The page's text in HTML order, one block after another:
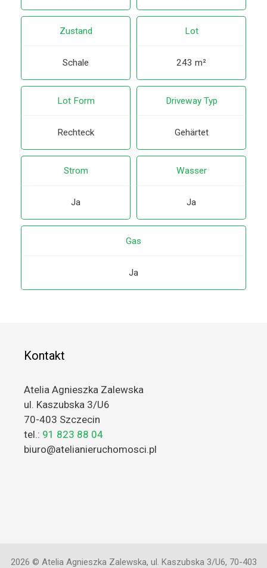
Zustand
Schale
Lot
243 m²
Lot Form
Rechteck
Driveway Typ
Gehärtet
Strom
Ja
Wasser
Ja
Gas
Ja
Kontakt
Atelia Agnieszka Zalewska
ul. Kaszubska 3/U6
70-403 Szczecin
tel.: 91 823 88 04
biuro@atelianieruchomosci.pl
2026 © Atelia Agnieszka Zalewska, ul. Kaszubska 3/U6, 70-403